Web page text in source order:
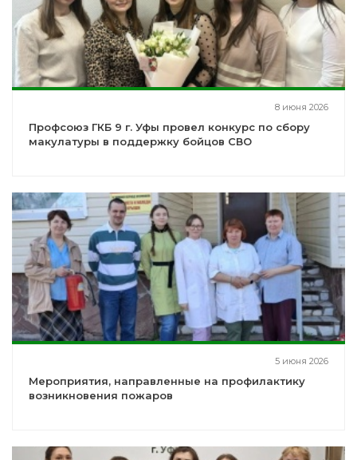
8 июня 2026
Профсоюз ГКБ 9 г. Уфы провел конкурс по сбору
макулатуры в поддержку бойцов СВО
5 июня 2026
Мероприятия, направленные на профилактику
возникновения пожаров